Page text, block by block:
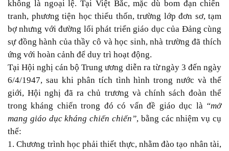
không là ngoại lệ. Tại Việt Bắc, mặc dù bom đạn chiến
tranh, phương tiện học thiếu thốn, trường lớp đơn sơ, tạm
bợnhưng vớiđường lối phát triển giáo dục của Đảng cùng
sự đồng hành của thầy cô và học sinh, nhà trường đã thích
ứng với hoàn cảnh để duy trì hoạt động.
Tại Hội nghị cán bộTrung ương diễn ra từngày3 đến ngày
6/4/1947, sau khi phân tích tình hình trong nước và thế
giới,Hội nghị đã ra chủ trương và chính sách đoàn thể
trong kháng chiến trong đó có vấn đề giáo dục là “mở
mang giáo dục kháng chiến chiến”, bằng các nhiệm vụ cụ
thể:
1. Chương trình học phải thiết thực, nhằm đào tạo nhân tài,